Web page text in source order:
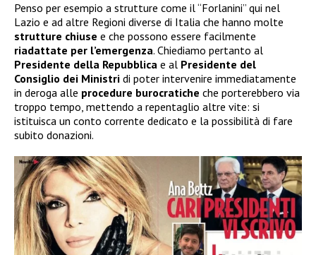
Penso per esempio a strutture come il “Forlanini” qui nel
Lazio e ad altre Regioni diverse di Italia che hanno molte
strutture chiuse e che possono essere facilmente
riadattate per l’emergenza. Chiediamo pertanto al
Presidente della Repubblica e al Presidente del
Consiglio dei Ministri di poter intervenire immediatamente
in deroga alle procedure burocratiche che porterebbero via
troppo tempo, mettendo a repentaglio altre vite: si
istituisca un conto corrente dedicato e la possibilità di fare
subito donazioni.